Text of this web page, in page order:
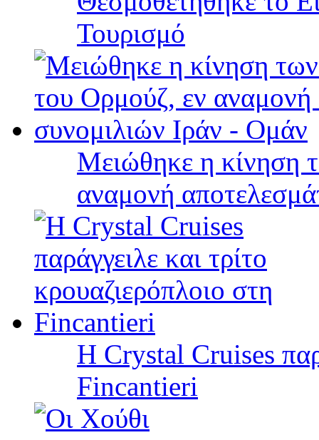
Τουρισμό
Μειώθηκε η κίνηση
αναμονή
Η Crystal Cruises
Fincantieri